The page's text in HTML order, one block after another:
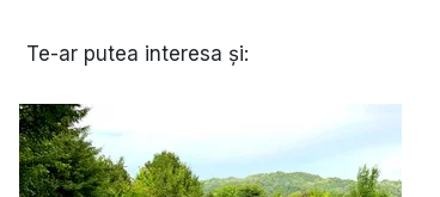
Te-ar putea interesa și: